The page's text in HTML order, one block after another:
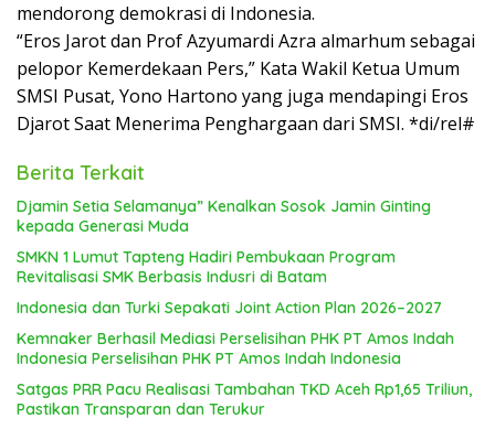
mendorong demokrasi di Indonesia.
“Eros Jarot dan Prof Azyumardi Azra almarhum sebagai
pelopor Kemerdekaan Pers,” Kata Wakil Ketua Umum
SMSI Pusat, Yono Hartono yang juga mendapingi Eros
Djarot Saat Menerima Penghargaan dari SMSI. *di/rel#
Berita Terkait
Djamin Setia Selamanya” Kenalkan Sosok Jamin Ginting
kepada Generasi Muda
SMKN 1 Lumut Tapteng Hadiri Pembukaan Program
Revitalisasi SMK Berbasis Indusri di Batam
Indonesia dan Turki Sepakati Joint Action Plan 2026–2027
Kemnaker Berhasil Mediasi Perselisihan PHK PT Amos Indah
Indonesia Perselisihan PHK PT Amos Indah Indonesia
Satgas PRR Pacu Realisasi Tambahan TKD Aceh Rp1,65 Triliun,
Pastikan Transparan dan Terukur